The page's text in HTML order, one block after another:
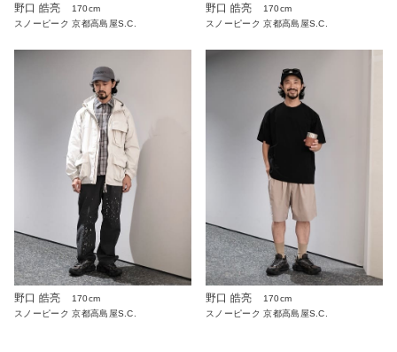
野口 皓亮
170cm
スノーピーク 京都高島屋S.C.
野口 皓亮
170cm
スノーピーク 京都高島屋S.C.
野口 皓亮
170cm
スノーピーク 京都高島屋S.C.
野口 皓亮
170cm
スノーピーク 京都高島屋S.C.